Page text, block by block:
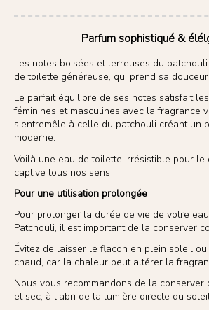
Parfum sophistiqué &
Les notes boisées et terreuses du
de toilette généreuse, qui prend sa
Le parfait équilibre de ses notes satisfait
féminines et masculines avec la fragrance
s'entremêle à celle du patchouli créant un
moderne.
Voilà une eau de toilette irrésistible pour le
captive tous nos sens !
Pour une utilisation prolongée
Pour prolonger la durée de vie de votre
Patchouli, il est important de la conserver
Évitez de laisser le flacon en plein soleil
chaud, car la chaleur peut altérer la
Nous vous recommandons de la conserver
et sec, à l'abri de la lumière directe du